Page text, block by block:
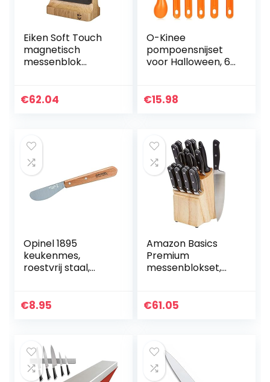
Eiken Soft Touch
magnetisch
messenblok
€62.04
O-Kinee
pompoensnijset
voor Halloween, 6
roestvrij staal met
€15.98
Opinel 1895
keukenmes,
roestvrij staal,
€8.95
Amazon Basics
Premium
messenblokset,
€61.05